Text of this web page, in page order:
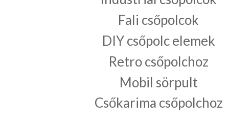
Fali csőpolcok
DIY csőpolc elemek
Retro csőpolchoz
Mobil sörpult
Csőkarima csőpolchoz